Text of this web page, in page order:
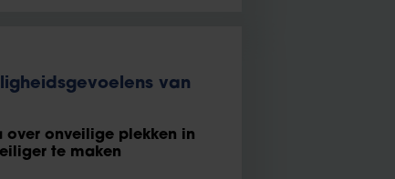
van
over onveilige plekken in
te maken